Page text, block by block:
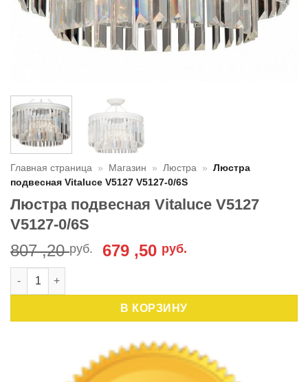
Главная страница » Магазин » Люстра »
Люстра
подвесная Vitaluce V5127 V5127-0/6S
Люстра подвесная Vitaluce V5127
V5127-0/6S
807 ,20руб.
Первоначальная
807
,20 руб..
679 ,50 руб.
,50 руб..
Количество товара Люстра подвесная Vitaluce V5127 V5127-
В КОРЗИНУ